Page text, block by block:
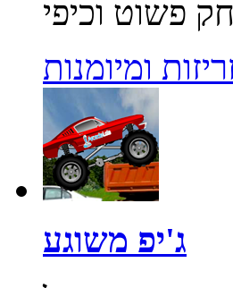
ומיומנות
ג'יפ משוגע